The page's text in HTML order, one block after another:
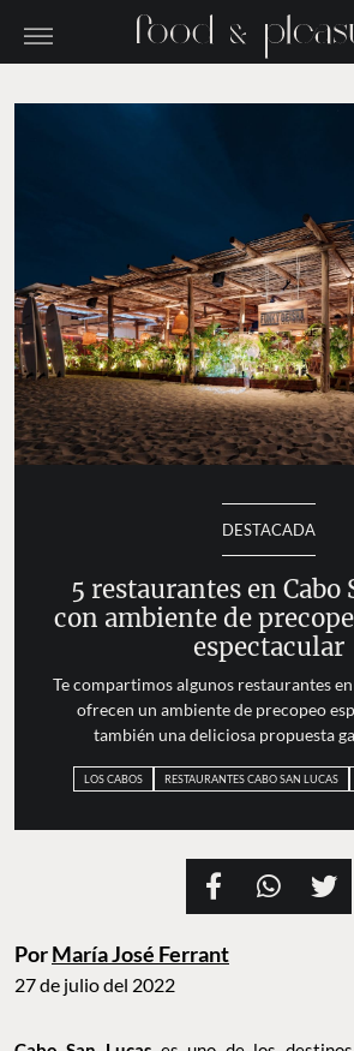
DESTACADA
5 restaurantes en Cabo
con ambiente de
espectacular
Te compartimos algunos restaurantes
ofrecen un ambiente de precopeo
también una deliciosa propuesta
LOS CABOS RESTAURANTES CABO SAN LUCAS
PorMaría José Ferrant
27 de julio del 2022